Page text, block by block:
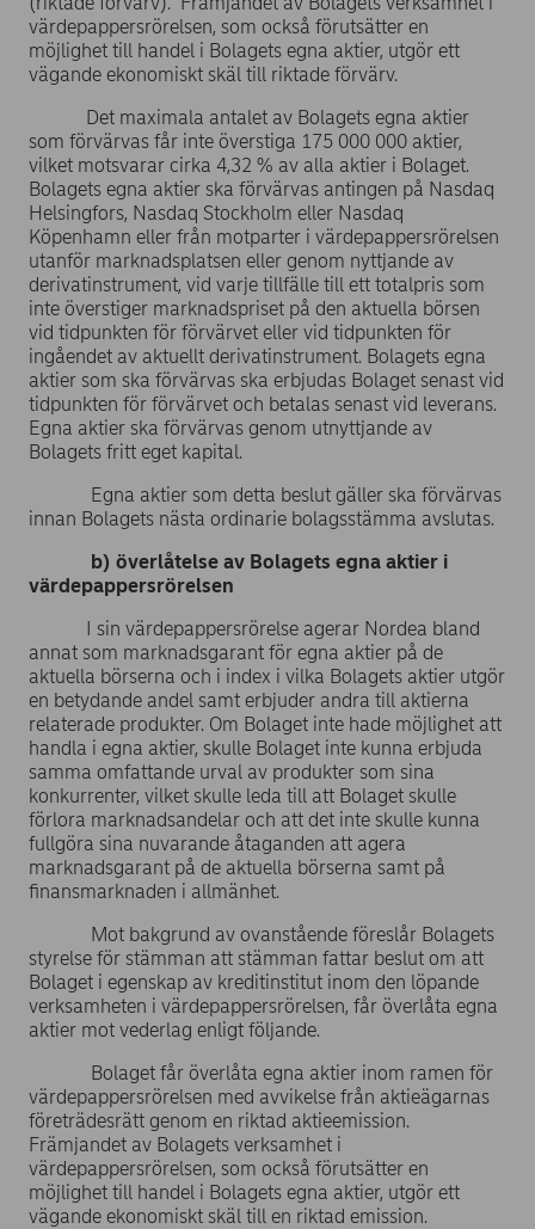
värdepappersrörelsen, som också förutsätter en
möjlighet till handel i Bolagets egna aktier, utgör ett
vägande ekonomiskt skäl till riktade förvärv.
Det maximala antalet av Bolagets egna aktier
som förvärvas får inte överstiga 175 000 000 aktier,
vilket motsvarar cirka 4,32 % av alla aktier i Bolaget.
Bolagets egna aktier ska förvärvas antingen på Nasdaq
Helsingfors, Nasdaq Stockholm eller Nasdaq
Köpenhamn eller från motparter i värdepappersrörelsen
utanför marknadsplatsen eller genom nyttjande av
derivatinstrument, vid varje tillfälle till ett totalpris som
inte överstiger marknadspriset på den aktuella börsen
vid tidpunkten för förvärvet eller vid tidpunkten för
ingåendet av aktuellt derivatinstrument. Bolagets egna
aktier som ska förvärvas ska erbjudas Bolaget senast vid
tidpunkten för förvärvet och betalas senast vid leverans.
Egna aktier ska förvärvas genom utnyttjande av
Bolagets fritt eget kapital.
Egna aktier som detta beslut gäller ska förvärvas
innan Bolagets nästa ordinarie bolagsstämma avslutas.
b) överlåtelse av Bolagets egna aktier i
värdepappersrörelsen
I sin värdepappersrörelse agerar Nordea bland
annat som marknadsgarant för egna aktier på de
aktuella börserna och i index i vilka Bolagets aktier utgör
en betydande andel samt erbjuder andra till aktierna
relaterade produkter. Om Bolaget inte hade möjlighet att
handla i egna aktier, skulle Bolaget inte kunna erbjuda
samma omfattande urval av produkter som sina
konkurrenter, vilket skulle leda till att Bolaget skulle
förlora marknadsandelar och att det inte skulle kunna
fullgöra sina nuvarande åtaganden att agera
marknadsgarant på de aktuella börserna samt på
finansmarknaden i allmänhet.
Mot bakgrund av ovanstående föreslår Bolagets
styrelse för stämman att stämman fattar beslut om att
Bolaget i egenskap av kreditinstitut inom den löpande
verksamheten i värdepappersrörelsen, får överlåta egna
aktier mot vederlag enligt följande.
Bolaget får överlåta egna aktier inom ramen för
värdepappersrörelsen med avvikelse från aktieägarnas
företrädesrätt genom en riktad aktieemission.
Främjandet av Bolagets verksamhet i
värdepappersrörelsen, som också förutsätter en
möjlighet till handel i Bolagets egna aktier, utgör ett
vägande ekonomiskt skäl till en riktad emission.